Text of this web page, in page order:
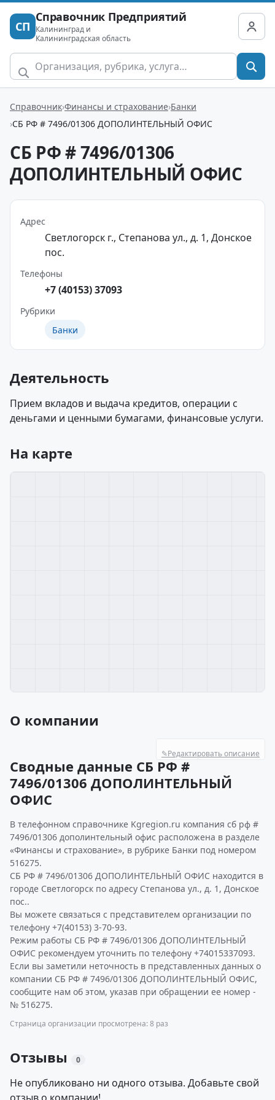
СП
Справочник Предприятий
Калининград и
Калининградская область
Справочник Финансы и страхование Банки
СБ РФ # 7496/01306 ДОПОЛИНТЕЛЬНЫЙ ОФИС
СБ РФ # 7496/01306
ДОПОЛИНТЕЛЬНЫЙ ОФИС
Адрес
Светлогорск г., Степанова ул., д. 1, Донское
пос.
Телефоны
+7 (40153) 37093
Рубрики
Банки
Деятельность
Прием вкладов и выдача кредитов, операции с
деньгами и ценными бумагами, финансовые услуги.
На карте
О компании
✎Редактировать описание
Сводные данные СБ РФ #
7496/01306 ДОПОЛИНТЕЛЬНЫЙ
ОФИС
В телефонном справочнике Kgregion.ru компания сб рф #
7496/01306 дополинтельный офис расположена в разделе
«Финансы и страхование», в рубрике Банки под номером
516275.
СБ РФ # 7496/01306 ДОПОЛИНТЕЛЬНЫЙ ОФИС находится в
городе Светлогорск по адресу Степанова ул., д. 1, Донское
пос..
Вы можете связаться с представителем организации по
телефону +7(40153) 3-70-93.
Режим работы СБ РФ # 7496/01306 ДОПОЛИНТЕЛЬНЫЙ
ОФИС рекомендуем уточнить по телефону +74015337093.
Если вы заметили неточность в представленных данных о
компании СБ РФ # 7496/01306 ДОПОЛИНТЕЛЬНЫЙ ОФИС,
сообщите нам об этом, указав при обращении ее номер -
№ 516275.
Страница организации просмотрена: 8 раз
Отзывы 0
Не опубликовано ни одного отзыва. Добавьте свой